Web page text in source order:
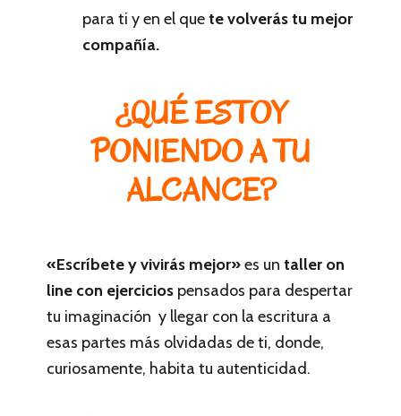
para ti y en el quete volverás tu mejor
compañía.
¿QUÉ ESTOY
PONIENDO A TU
ALCANCE?
«Escríbete y vivirás mejor»es un taller on
line con ejercicios pensados para despertar
tu imaginación y llegar con la escritura a
esas partes más olvidadas de ti, donde,
curiosamente, habita tu autenticidad.